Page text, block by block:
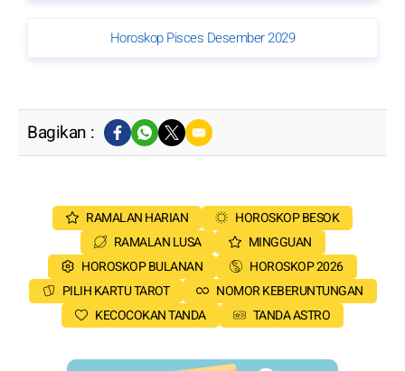
Horoskop Pisces Desember 2029
Bagikan :
RAMALAN HARIAN
HOROSKOP BESOK
RAMALAN LUSA
MINGGUAN
HOROSKOP BULANAN
HOROSKOP 2026
PILIH KARTU TAROT
NOMOR KEBERUNTUNGAN
KECOCOKAN TANDA
TANDA ASTRO